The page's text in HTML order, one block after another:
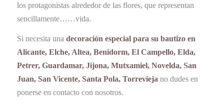
los protagonistas alrededor de las flores, que representan
sencillamente……vida.
Si necesita una decoración especial para su bautizo en
Alicante, Elche, Altea, Benidorm, El Campello, Elda,
Petrer, Guardamar, Jijona, Mutxamiel, Novelda, San
Juan, San Vicente, Santa Pola, Torrevieja no dudes en
ponerse en contacto con nosotros.